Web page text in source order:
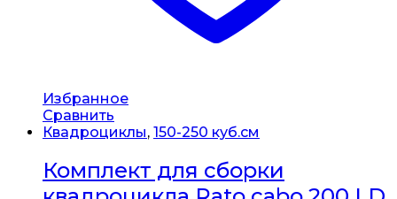
Избранное
Сравнить
Квадроциклы, 150-250 куб.см
Комплект для сборки